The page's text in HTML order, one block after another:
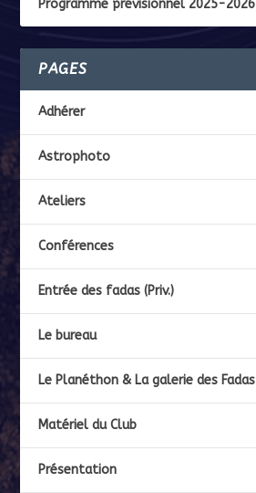
Programme prévisionnel 2025-2026
PAGES
Adhérer
Astrophoto
Ateliers
Conférences
Entrée des fadas (Priv.)
Le bureau
Le Planéthon & La galerie des Fadas
Matériel du Club
Présentation